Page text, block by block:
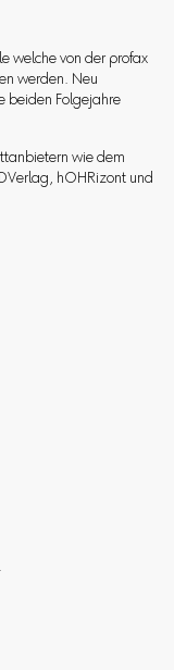
welche von der profax
werden. Neu
beiden Folgejahre
wie dem
hOHRizont und